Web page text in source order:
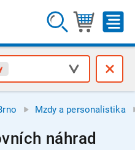
Mzdy a personalistika
náhrad